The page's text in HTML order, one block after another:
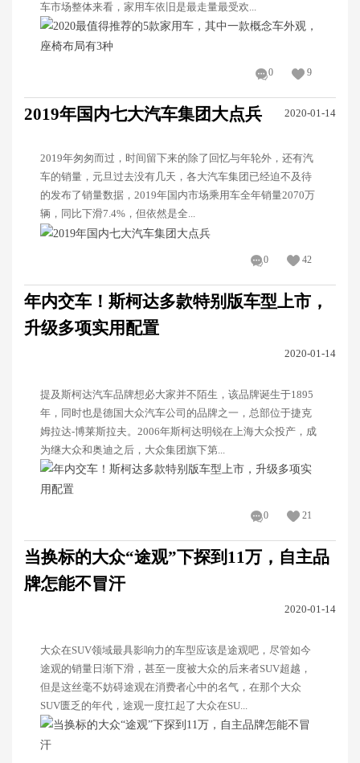
车市场整体来看，家用车依旧是最走量最受欢...
0 9
2019年国内七大汽车集团大点兵 2020-01-14
2019年匆匆而过，时间留下来的除了回忆与年轮外，还有汽
车的销量，元旦过去没有几天，各大汽车集团已经迫不及待
的发布了销量数据，2019年国内市场乘用车全年销量2070万
辆，同比下滑7.4%，但依然是全...
0 42
年内交车！斯柯达多款特别版车型上市，
升级多项实用配置
2020-01-14
提及斯柯达汽车品牌想必大家并不陌生，该品牌诞生于1895
年，同时也是德国大众汽车公司的品牌之一，总部位于捷克
姆拉达-博莱斯拉夫。2006年斯柯达明锐在上海大众投产，成
为继大众和奥迪之后，大众集团旗下第...
0 21
当换标的大众“途观”下探到11万，自主品
牌怎能不冒汗
2020-01-14
大众在SUV领域最具影响力的车型应该是途观吧，尽管如今
途观的销量日渐下滑，甚至一度被大众的后来者SUV超越，
但是这丝毫不妨碍途观在消费者心中的名气，在那个大众
SUV匮乏的年代，途观一度扛起了大众在SU...